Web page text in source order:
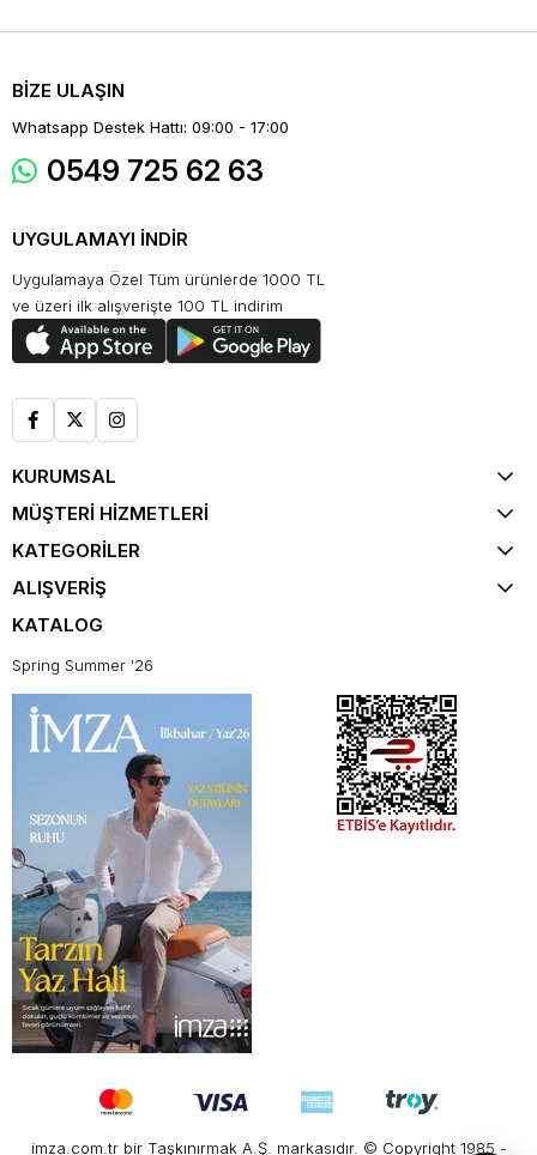
BİZE ULAŞIN
Whatsapp Destek Hattı: 09:00 - 17:00
0549 725 62 63
UYGULAMAYI İNDİR
Uygulamaya Özel Tüm ürünlerde 1000 TL
ve üzeri ilk alışverişte 100 TL indirim
KURUMSAL
MÜŞTERİ HİZMETLERİ
KATEGORİLER
ALIŞVERİŞ
KATALOG
Spring Summer '26
imza.com.tr bir Taşkınırmak A.Ş. markasıdır. © Copyright 1985 -